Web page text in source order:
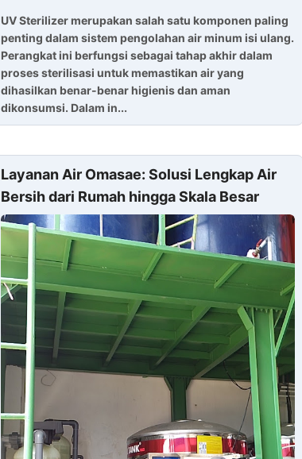
UV Sterilizer merupakan salah satu komponen paling
penting dalam sistem pengolahan air minum isi ulang.
Perangkat ini berfungsi sebagai tahap akhir dalam
proses sterilisasi untuk memastikan air yang
dihasilkan benar-benar higienis dan aman
dikonsumsi. Dalam in...
Layanan Air Omasae: Solusi Lengkap Air
Bersih dari Rumah hingga Skala Besar